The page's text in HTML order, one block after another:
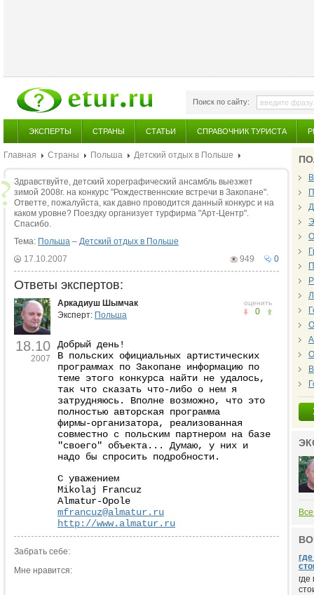
Поиск по сайту:
ЭКСПЕРТЫ СТРАНЫ СТАТЬИ СПРАВОЧНИК ТУРИСТА
Главная Страны Польша Детский отдых в Польше
Здравствуйте, детский хореграфический ансамбль выезжет
зимой 2008г. на конкурс "Рождественнские встречи в Закопане".
Ответте, пожалуйста, как давно проводится данный конкурс и на
каком уровне? Поездку организует турфирма "Арт-Центр".
Спасибо.
Тема: Польша – Детский отдых в Польше
0
949
17.10.2007
Ответы экспертов:
18.10
2007
оценить
0
Аркадиуш Шымчак
Эксперт: Польша
Добрый день!
В польских официальных артистических
программах по Закопане информацию по
теме этого конкурса найти не удалось,
так что сказать что-либо о нем я
затрудняюсь. Вполне возможно, что это
полностью авторская программа
фирмы-организатора, реализованная
совместно с польским партнером на базе
"своего" объекта... Думаю, у них и
надо бы спросить подробности.
С уважением
Mikolaj Francuz
Almatur-Opole
mfrancuz@almatur.ru
http://www.almatur.ru
Забрать себе:
Мне нравится: